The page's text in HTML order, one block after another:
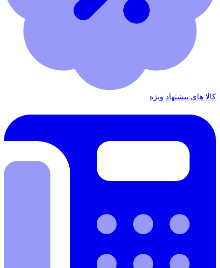
کالا های پیشنهاد ویژه